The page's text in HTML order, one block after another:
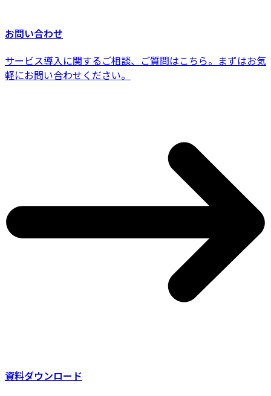
お問い合わせ
サービス導入に関するご相談、ご質問はこちら。まずはお気
軽にお問い合わせください。
資料ダウンロード